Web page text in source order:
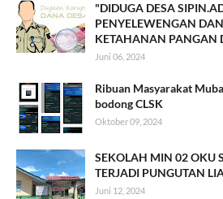
"DIDUGA DESA
PENYELEWENGAN
KETAHANAN PANGAN
Juni 06, 2024
Ribuan Masyarakat
bodong CLSK
Oktober 09, 2024
SEKOLAH MIN 02 OKU
TERJADI PUNGUTAN
Juni 12, 2024